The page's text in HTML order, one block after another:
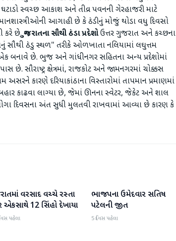
સ્વચ્છ આકાશ અને તીવ્ર પવનની ગેરહાજરી માટે
આગાહી છે કે ઠંડીનું મોજું થોડા વધુ દિવસો
કરે છે.ગુજરાતના સૌથી ઠંડા પ્રદેશોઉત્તર ગુજરાત અને કચ્છના
સૌથી ઠંડુ સ્થળ" તરીકે ઓળખાતા નલિયામાં લઘુત્તમ
એક બનાવે છે. ભુજ અને ગાંધીનગર સહિતના અન્ય પ્રદેશોમાં
છે. સૌરાષ્ટ્ર ક્ષેત્રમાં, રાજકોટ અને જામનગરમાં ચોક્કસ
કારણે દરિયાકાંઠાના વિસ્તારોમાં તાપમાન પ્રમાણમાં
કાઢવા લાગ્યા છે, જેમાં ઊનના સ્વેટર, જેકેટ અને શાલ
દિવસના અંત સુધી મુલતવી રાખવામાં આવ્યા છે કારણ કે
ગુજરાત
વરસાદ વચ્ચે રસ્તા
એકસાથે 12 સિંહો દેખાયા
પહેલા
ગુજરાત
ભાજપના ઉમેદવાર સતિષ
પટેલની જીત
5 દિવસ પહેલા